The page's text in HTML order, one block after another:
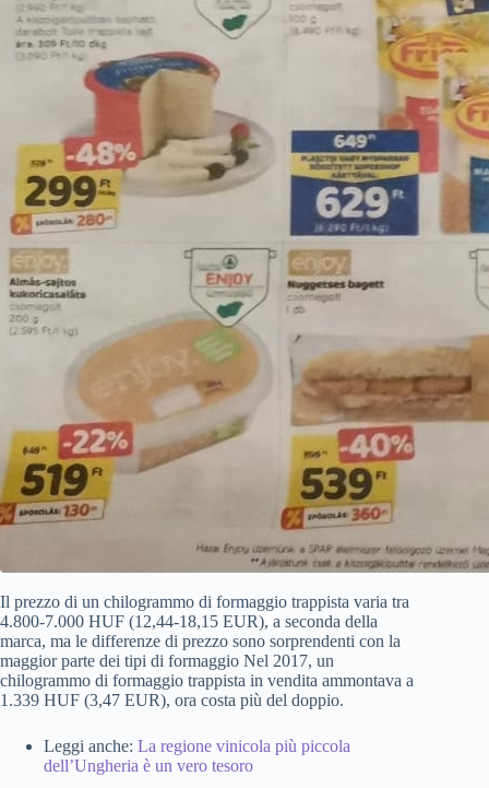
Il prezzo di un chilogrammo di formaggio trappista varia tra
4.800-7.000 HUF (12,44-18,15 EUR), a seconda della
marca, ma le differenze di prezzo sono sorprendenti con la
maggior parte dei tipi di formaggio Nel 2017, un
chilogrammo di formaggio trappista in vendita ammontava a
1.339 HUF (3,47 EUR), ora costa più del doppio.
Leggi anche: La regione vinicola più piccola
dell’Ungheria è un vero tesoro